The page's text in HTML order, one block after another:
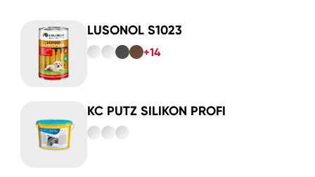
LUSONOL S1023
+14
KC PUTZ SILIKON PROFI